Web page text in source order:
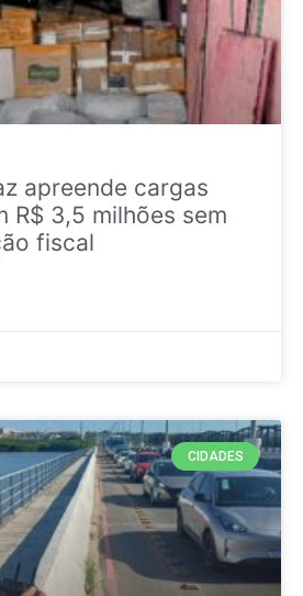
apreende cargas
R$ 3,5 milhões sem
fiscal
CIDADES